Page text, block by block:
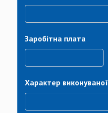
Заробітна плата
Характер